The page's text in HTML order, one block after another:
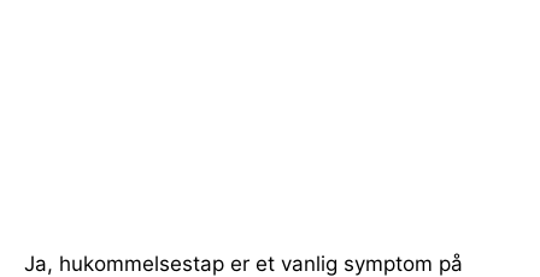
Ja, hukommelsestap er et vanlig symptom på